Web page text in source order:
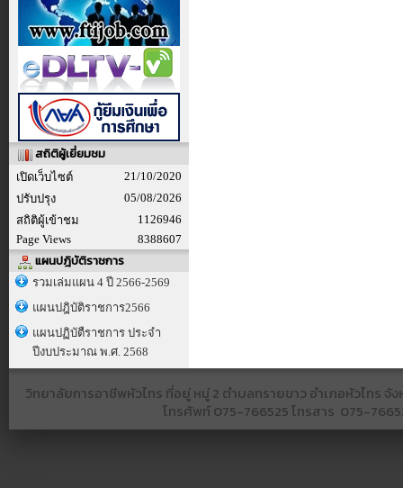
สถิติผู้เยี่ยมชม
เปิดเว็บไซต์
21/10/2020
ปรับปรุง
05/08/2026
สถิติผู้เข้าชม
1126946
Page Views
8388607
แผนปฎิบัติราชการ
รวมเล่มแผน 4 ปี 2566-2569
แผนปฎิบัติราชการ2566
แผนปฏิบัตืราชการ ประจำ
ปีงบประมาณ พ.ศ. 2568
วิทยาลัยการอาชีพหัวไทร ที่อยู่ หมู่ 2 ตำบลทรายขาว อำเภอหัวไทร จั
โทรศัพท์075-766525​ โทรสาร​ 075-